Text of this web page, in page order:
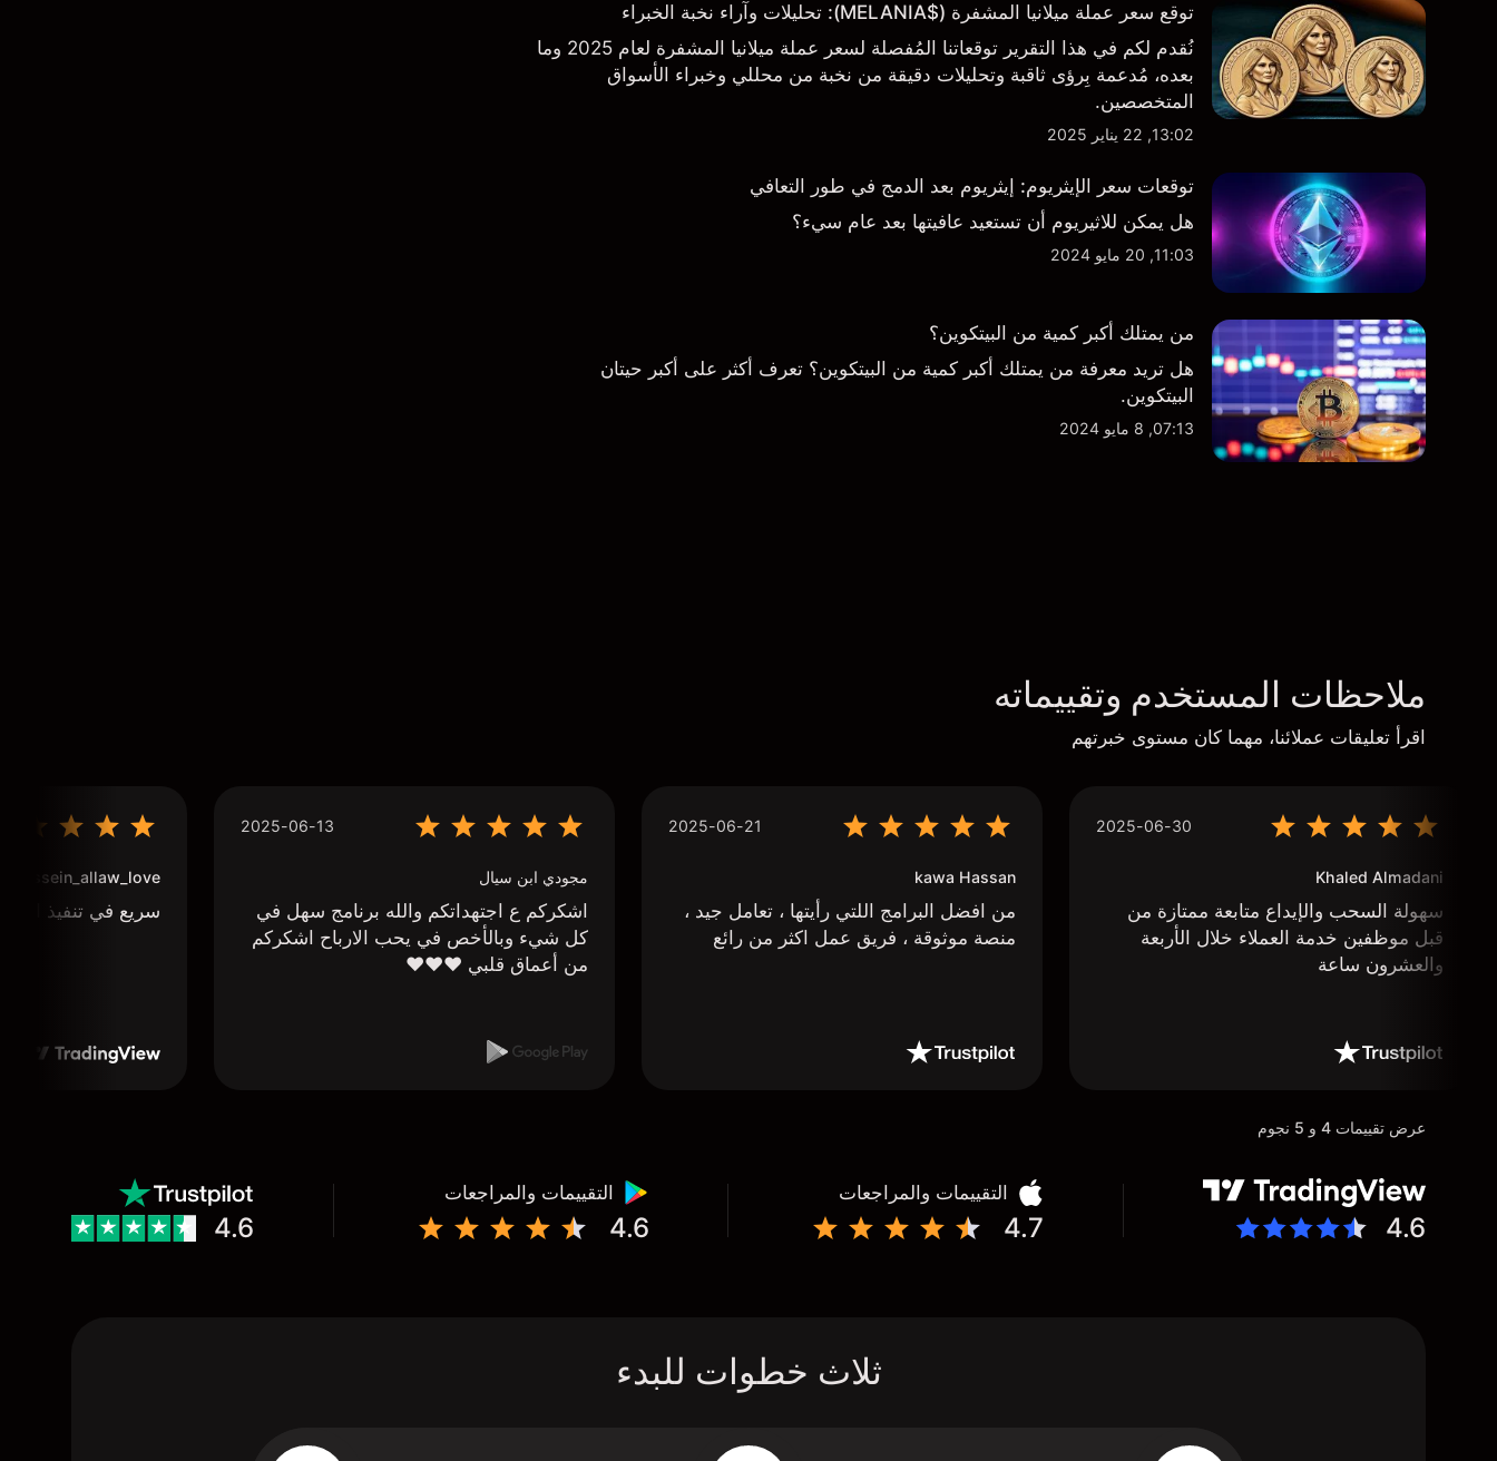
توقع سعر عملة ميلانيا المشفرة ($MELANIA): تحليلات وآراء نخبة الخبراء
نُقدم لكم في هذا التقرير توقعاتنا المُفصلة لسعر عملة ميلانيا المشفرة لعام 2025 وما
بعده، مُدعمة بِرؤى ثاقبة وتحليلات دقيقة من نخبة من محللي وخبراء الأسواق
المتخصصين.
13:02, 22 يناير 2025
توقعات سعر الإيثريوم: إيثريوم بعد الدمج في طور التعافي
هل يمكن للاثيريوم أن تستعيد عافيتها بعد عام سيء؟
11:03, 20 مايو 2024
من يمتلك أكبر كمية من البيتكوين؟
هل تريد معرفة من يمتلك أكبر كمية من البيتكوين؟ تعرف أكثر على أكبر حيتان
البيتكوين.
07:13, 8 مايو 2024
ملاحظات المستخدم وتقييماته
اقرأ تعليقات عملائنا، مهما كان مستوى خبرتهم
2025-06-30
Khaled Almadani
سهولة السحب والإيداع متابعة ممتازة من
قبل موظفين خدمة العملاء خلال الأربعة
والعشرون ساعة
2025-06-21
kawa Hassan
من افضل البرامج اللتي رأيتها ، تعامل جيد ،
منصة موثوقة ، فريق عمل اكثر من رائع
2025-06-13
مجودي ابن سيال
اشكركم ع اجتهداتكم والله برنامج سهل في
كل شيء وبالأخص في يحب الارباح اشكركم
من أعماق قلبي ❤️❤️❤️
houssein_allaw_love
سريع في تنفيذ
عرض تقييمات 4 و 5 نجوم
4.6
التقييمات والمراجعات
4.7
التقييمات والمراجعات
4.6
4.6
ثلاث خطوات للبدء